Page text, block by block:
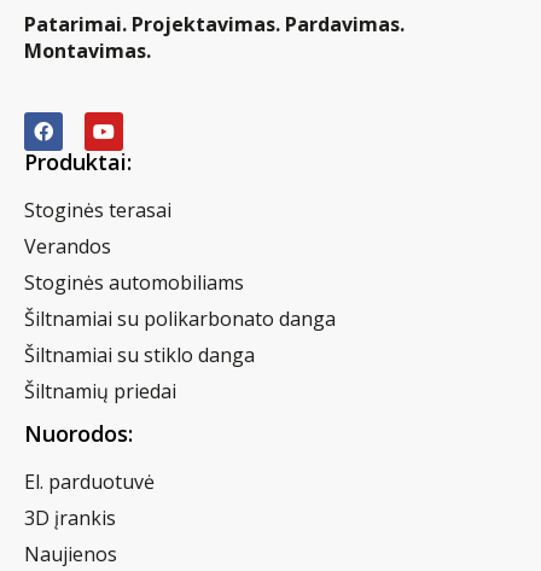
Patarimai. Projektavimas. Pardavimas.
Montavimas.
Produktai:
Stoginės terasai
Verandos
Stoginės automobiliams
Šiltnamiai su polikarbonato danga
Šiltnamiai su stiklo danga
Šiltnamių priedai
Nuorodos:
El. parduotuvė
3D įrankis
Naujienos